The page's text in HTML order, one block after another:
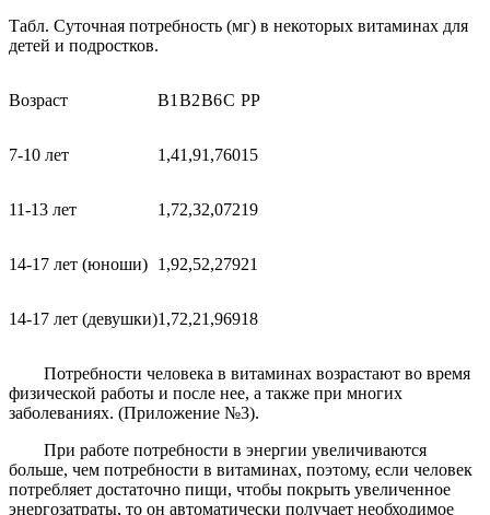
Табл. Суточная потребность (мг) в некоторых витаминах для
детей и подростков.
Возраст В1 В2В6С РР
7-10 лет 1,41,91,76015
11-13 лет 1,72,32,07219
14-17 лет (юноши) 1,92,52,27921
14-17 лет (девушки)1,72,21,96918
Потребности человека в витаминах возрастают во время
физической работы и после нее, а также при многих
заболеваниях. (Приложение №3).
При работе потребности в энергии увеличиваются
больше, чем потребности в витаминах, поэтому, если человек
потребляет достаточно пищи, чтобы покрыть увеличенное
энергозатраты, то он автоматически получает необходимое